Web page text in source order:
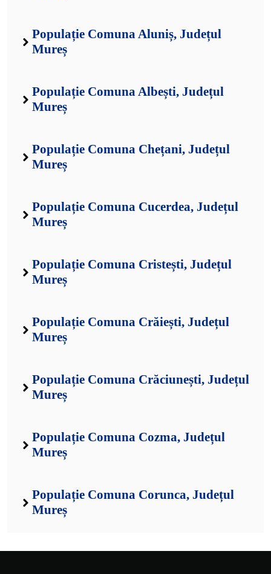
Populație Comuna Aluniș, Județul
Mureș
Populație Comuna Albești, Județul
Mureș
Populație Comuna Chețani, Județul
Mureș
Populație Comuna Cucerdea, Județul
Mureș
Populație Comuna Cristești, Județul
Mureș
Populație Comuna Crăiești, Județul
Mureș
Populație Comuna Crăciunești, Județul
Mureș
Populație Comuna Cozma, Județul
Mureș
Populație Comuna Corunca, Județul
Mureș